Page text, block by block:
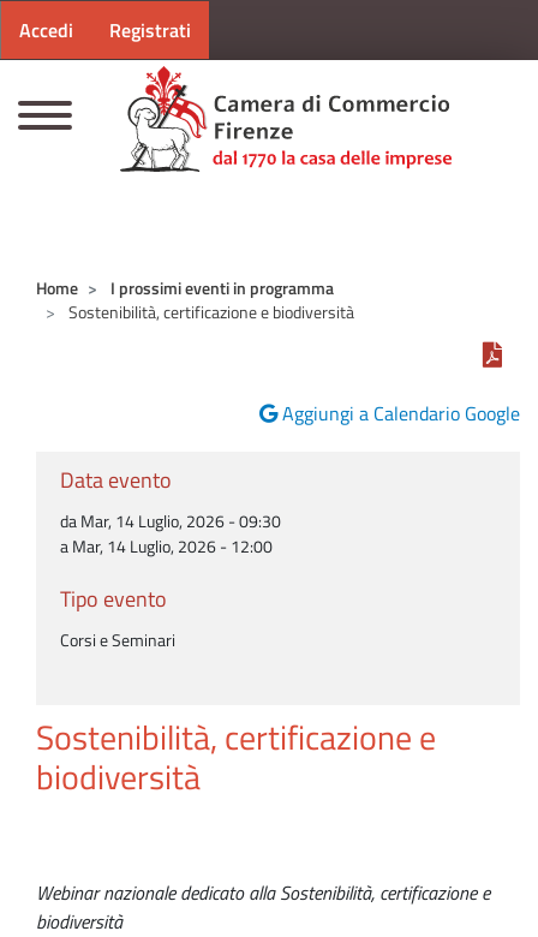
Menu profilo utente
Accedi Registrati
Home
I prossimi eventi in programma
Sostenibilità, certificazione e biodiversità
Aggiungi a Calendario Google
Data evento
da Mar, 14 Luglio, 2026 - 09:30
a Mar, 14 Luglio, 2026 - 12:00
Tipo evento
Corsi e Seminari
Sostenibilità, certificazione e
biodiversità
Webinar nazionale dedicato alla Sostenibilità, certificazione e
biodiversità